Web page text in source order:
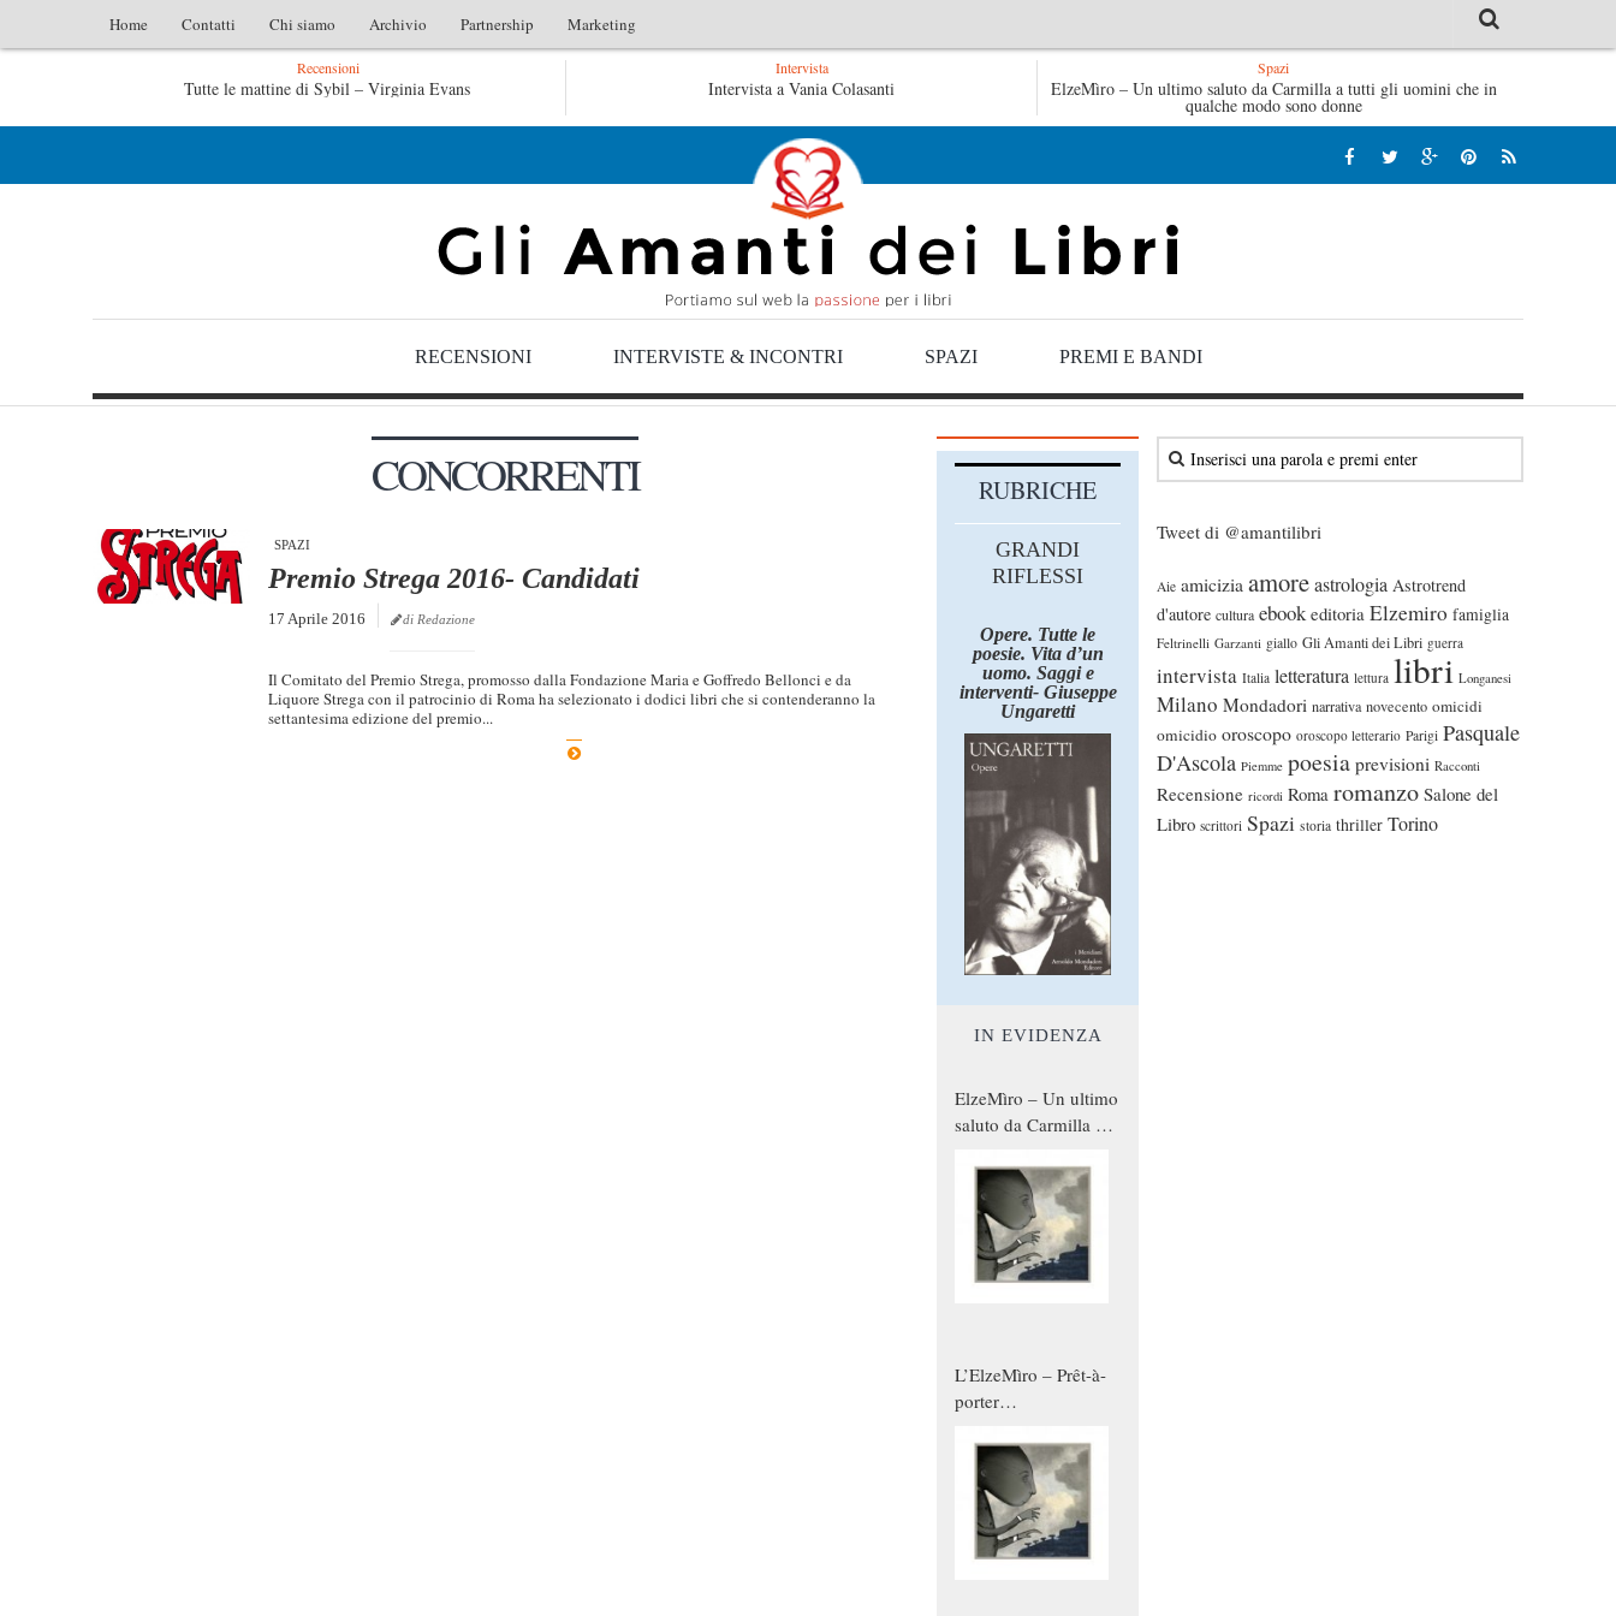
Home Contatti Chi siamo Archivio Partnership Marketing
Recensioni
Tutte le mattine di Sybil – Virginia Evans L’idraulico non verrà – Fruttero & Lucentini Le anime salve di Fabrizio De André – Jan Gaggetta Tutte le mattine di
L’idraulico non verrà – Fruttero & Lucentini
Intervista
Intervista a Vania Colasanti
Spazi
ElzeMìro – Un ultimo saluto da Carmilla a tutti gli uomini che in
qualche modo sono donne
RECENSIONI INTERVISTE & INCONTRI SPAZI PREMI E BANDI
CONCORRENTI
SPAZI
Premio Strega 2016- Candidati
17 Aprile 2016 di Redazione
Il Comitato del Premio Strega, promosso dalla Fondazione Maria e Goffredo Bellonci e da
Liquore Strega con il patrocinio di Roma ha selezionato i dodici libri che si contenderanno la
settantesima edizione del premio...
Tweet di @amantilibri
Aie amicizia amoreastrologia Astrotrend
d'autore cultura ebook editoria Elzemiro famiglia
Feltrinelli Garzanti giallo Gli Amanti dei Libri guerra
intervista Italia letteratura lettura libri Longanesi
Milano Mondadori narrativa novecento omicidi
omicidio oroscopo oroscopo letterario Parigi Pasquale
D'Ascola Piemme poesia previsioni Racconti
Recensione ricordi Roma romanzo Salone del
Libro scrittori Spazi storia thriller Torino
RUBRICHE
GRANDI
RIFLESSI
Opere. Tutte le
poesie. Vita d’un
uomo. Saggi e
interventi- Giuseppe
Ungaretti
IN EVIDENZA
ElzeMìro – Un ultimo
saluto da Carmilla a
qualche modo sono
donne
L’ElzeMìro – Prêt-à-
porter